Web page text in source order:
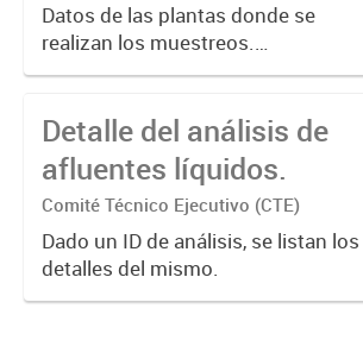
Datos de las plantas donde se
realizan los muestreos.
Identificación (planta_id),
domicilio (dirección),
geolocalización (latitud, longitud).
Detalle del análisis de
afluentes líquidos.
Comité Técnico Ejecutivo (CTE)
Dado un ID de análisis, se listan los
detalles del mismo.